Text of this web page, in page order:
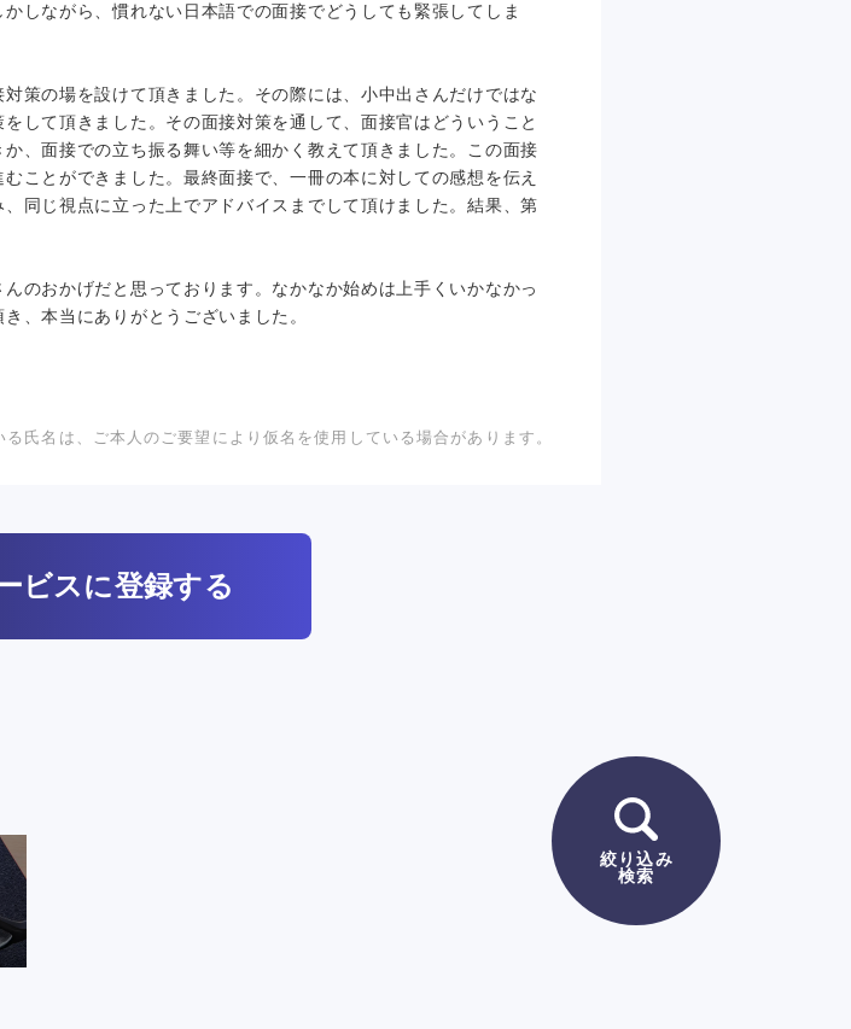
絞り込み
検索
しながら、慣れない日本語での面接でどうしても緊張してしま
策の場を設けて頂きました。その際には、小中出さんだけではな
して頂きました。その面接対策を通して、面接官はどういうこと
、面接での立ち振る舞い等を細かく教えて頂きました。この面接
ことができました。最終面接で、一冊の本に対しての感想を伝え
同じ視点に立った上でアドバイスまでして頂けました。結果、第
のおかげだと思っております。なかなか始めは上手くいかなかっ
、本当にありがとうございました。
氏名は、ご本人のご要望により仮名を使用している場合があります。
ビスに登録する